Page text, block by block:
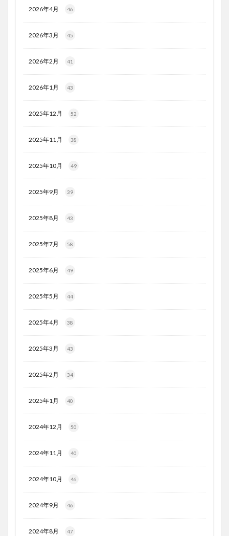
2026年4月 46
2026年3月 45
2026年2月 41
2026年1月 43
2025年12月 52
2025年11月 38
2025年10月 49
2025年9月 39
2025年8月 43
2025年7月 58
2025年6月 49
2025年5月 44
2025年4月 38
2025年3月 43
2025年2月 34
2025年1月 40
2024年12月 50
2024年11月 40
2024年10月 46
2024年9月 46
2024年8月 47